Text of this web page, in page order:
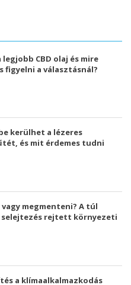
legjobb CBD olaj és mire
figyelni a választásnál?
kerülhet a lézeres
és mit érdemes tudni
megmenteni? A túl
selejtezés rejtett környezeti
a klímaalkalmazkodás